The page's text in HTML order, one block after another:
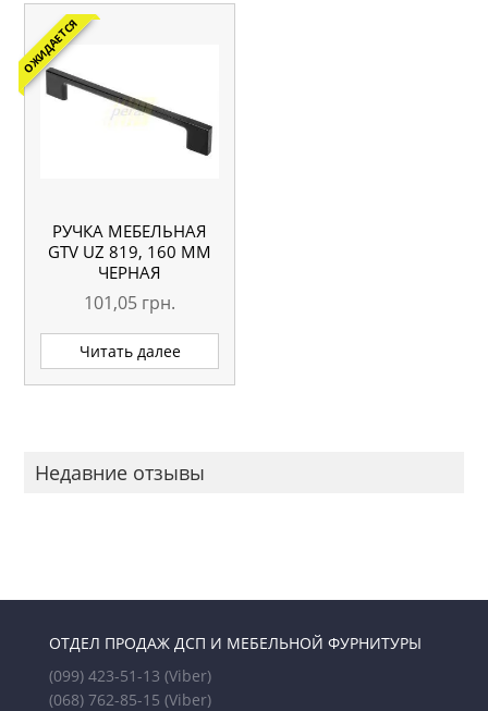
ОЖИДАЕТСЯ
РУЧКА МЕБЕЛЬНАЯ
GTV UZ 819, 160 ММ
ЧЕРНАЯ
101,05 грн.
Читать далее
Недавние отзывы
ОТДЕЛ ПРОДАЖ ДСП И МЕБЕЛЬНОЙ ФУРНИТУРЫ
(099) 423-51-13 (Viber)
(068) 762-85-15 (Viber)